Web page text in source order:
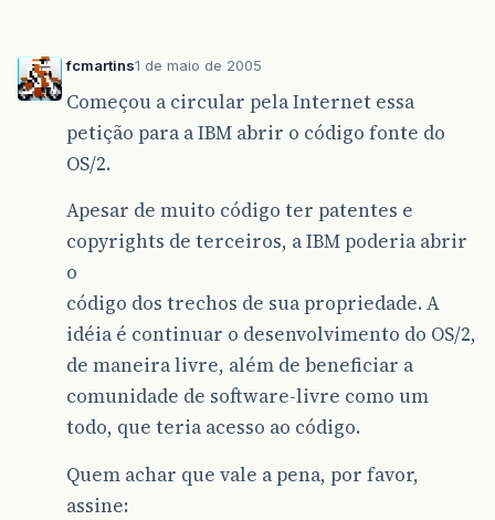
fcmartins1 de maio de 2005
Começou a circular pela Internet essa
petição para a IBM abrir o código fonte do
OS/2.
Apesar de muito código ter patentes e
copyrights de terceiros, a IBM poderia abrir
o
código dos trechos de sua propriedade. A
idéia é continuar o desenvolvimento do OS/2,
de maneira livre, além de beneficiar a
comunidade de software-livre como um
todo, que teria acesso ao código.
Quem achar que vale a pena, por favor,
assine: